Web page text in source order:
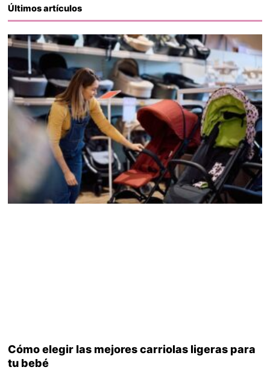
Últimos artículos
Cómo elegir las mejores carriolas ligeras para
tu bebé